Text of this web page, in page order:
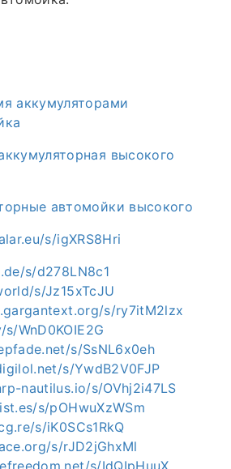
аккумуляторами
высокого
автомойки высокого
s/igXRS8Hri
s/d278LN8c1
s/Jz15xTcJU
s/ry7itM2lzx
WnD0KOIE2G
s/SsNL6x0eh
s/YwdB2V0FJP
nautilus.io/s/OVhj2i47LS
s/pOHwuXzWSm
s/iK0SCs1RkQ
s/rJD2jGhxMl
s/IdQIpHuuX